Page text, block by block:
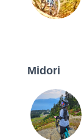
Midori